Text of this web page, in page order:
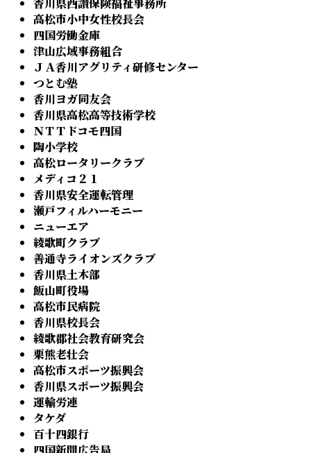
高松市小中女性校長会
四国労働金庫
津山広域事務組合
ＪＡ香川アグリティ研修センター
つとむ塾
香川ヨガ同友会
香川県高松高等技術学校
ＮＴＴドコモ四国
陶小学校
高松ロータリークラブ
メディコ２１
香川県安全運転管理
瀬戸フィルハーモニー
ニューエア
綾歌町クラブ
善通寺ライオンズクラブ
香川県土木部
飯山町役場
高松市民病院
香川県校長会
綾歌郡社会教育研究会
栗熊老壮会
高松市スポーツ振興会
香川県スポーツ振興会
運輸労連
タケダ
百十四銀行